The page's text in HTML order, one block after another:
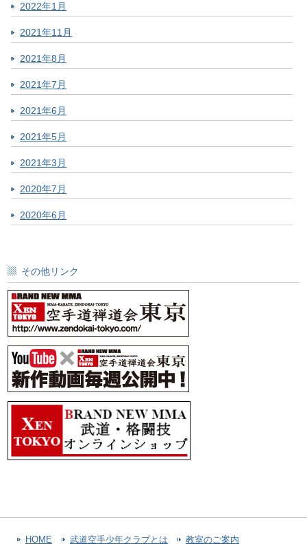
2022年1月
2021年11月
2021年8月
2021年7月
2021年6月
2021年5月
2021年3月
2020年7月
2020年6月
その他リンク
HOME 武道空手少年クラブとは 教室のご案内